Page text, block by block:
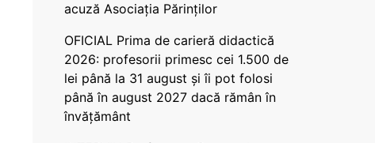
acuză Asociația Părinților
OFICIAL Prima de carieră didactică
2026: profesorii primesc cei 1.500 de
lei până la 31 august și îi pot folosi
până în august 2027 dacă rămân în
învățământ